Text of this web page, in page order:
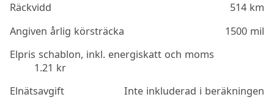
Räckvidd
514 km
Angiven årlig körsträcka
1500 mil
Elpris schablon, inkl. energiskatt och moms
1.21 kr
Elnätsavgift
Inte inkluderad i beräkningen